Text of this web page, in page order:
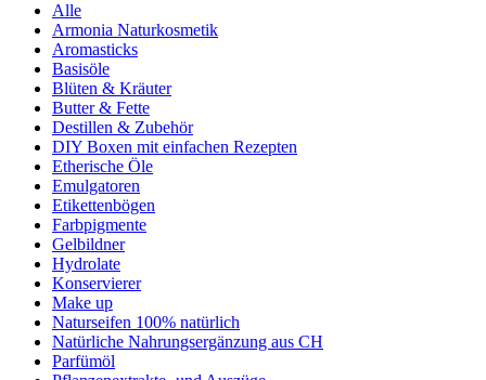
Alle
Armonia Naturkosmetik
Aromasticks
Basisöle
Blüten & Kräuter
Butter & Fette
Destillen & Zubehör
DIY Boxen mit einfachen Rezepten
Etherische Öle
Emulgatoren
Etikettenbögen
Farbpigmente
Gelbildner
Hydrolate
Konservierer
Make up
Naturseifen 100% natürlich
Natürliche Nahrungsergänzung aus CH
Parfümöl